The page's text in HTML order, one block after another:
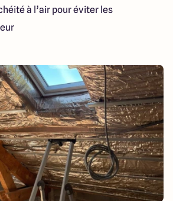
à l’air pour éviter les